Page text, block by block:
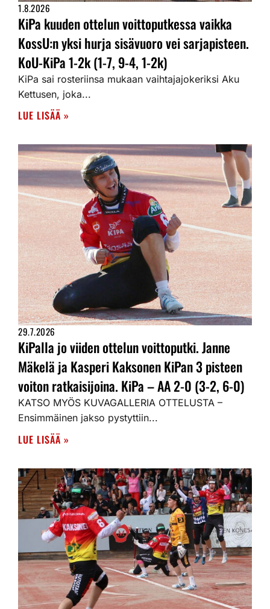
1.8.2026
KiPa kuuden ottelun voittoputkessa vaikka
KossU:n yksi hurja sisävuoro vei sarjapisteen.
KoU-KiPa 1-2k (1-7, 9-4, 1-2k)
KiPa sai rosteriinsa mukaan vaihtajajokeriksi Aku
Kettusen, joka...
LUE LISÄÄ »
29.7.2026
KiPalla jo viiden ottelun voittoputki. Janne
Mäkelä ja Kasperi Kaksonen KiPan 3 pisteen
voiton ratkaisijoina. KiPa – AA 2-0 (3-2, 6-0)
KATSO MYÖS KUVAGALLERIA OTTELUSTA –
Ensimmäinen jakso pystyttiin...
LUE LISÄÄ »